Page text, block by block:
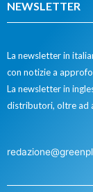
NEWSLETTER
La newsletter in
con notizie a
La newsletter in
distributori, oltre ad